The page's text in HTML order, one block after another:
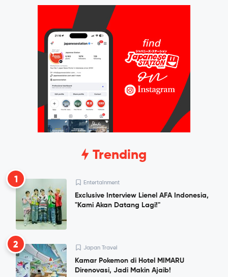
Trending
1 Entertainment
Exclusive Interview Lienel AFA Indonesia,
"Kami Akan Datang Lagi!"
2 Japan Travel
Kamar Pokemon di Hotel MIMARU
Direnovasi, Jadi Makin Ajaib!